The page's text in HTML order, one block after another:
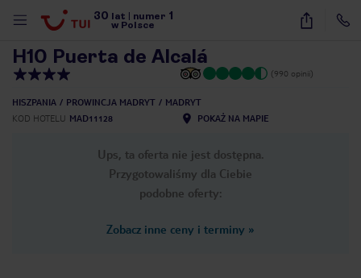
30 lat numer 1
w Polsce
29
H10 Puerta de Alcalá
(990 opinii)
HISZPANIA PROWINCJA MADRYT
MADRYT
KOD HOTELU MAD11128 POKAŻ NA MAPIE
Ups, ta oferta nie jest dostępna.
Przygotowaliśmy dla Ciebie
podobne oferty:
Zobacz inne ceny i terminy »